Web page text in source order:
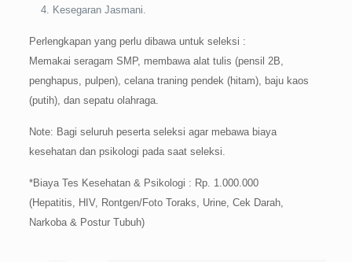
Kesegaran Jasmani.
Perlengkapan yang perlu dibawa untuk seleksi :
Memakai seragam SMP, membawa alat tulis (pensil 2B,
penghapus, pulpen), celana traning pendek (hitam), baju kaos
(putih), dan sepatu olahraga.
Note: Bagi seluruh peserta seleksi agar mebawa biaya
kesehatan dan psikologi pada saat seleksi.
*Biaya Tes Kesehatan & Psikologi : Rp. 1.000.000
(Hepatitis, HIV, Rontgen/Foto Toraks, Urine, Cek Darah,
Narkoba & Postur Tubuh)